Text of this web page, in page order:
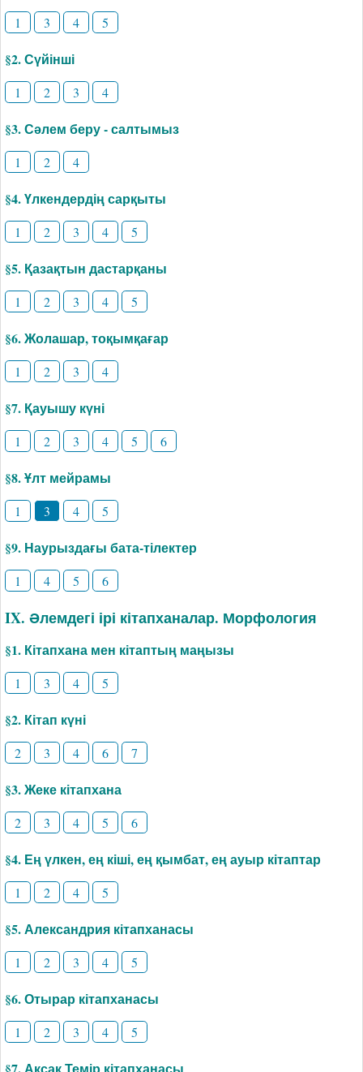
1 3 4 5
§2. Сүйінші
1 2 3 4
§3. Сәлем беру - салтымыз
1 2 4
§4. Үлкендердің сарқыты
1 2 3 4 5
§5. Қазақтын дастарқаны
1 2 3 4 5
§6. Жолашар, тоқымқағар
1 2 3 4
§7. Қауышу күні
1 2 3 4 5 6
§8. Ұлт мейрамы
1 3 4 5
§9. Наурыздағы бата-тілектер
1 4 5 6
IX. Әлемдегі ірі кітапханалар. Морфология
§1. Кітапхана мен кітаптың маңызы
1 3 4 5
§2. Кітап күні
2 3 4 6 7
§3. Жеке кітапхана
2 3 4 5 6
§4. Ең үлкен, ең кіші, ең қымбат, ең ауыр кітаптар
1 2 4 5
§5. Александрия кітапханасы
1 2 3 4 5
§6. Отырар кітапханасы
1 2 3 4 5